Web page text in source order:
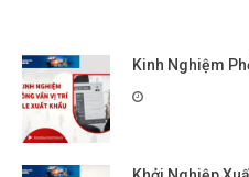
Kinh Nghiệm